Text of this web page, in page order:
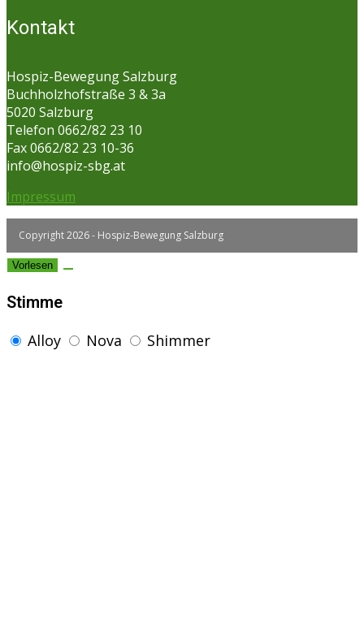
Kontakt
Hospiz-Bewegung Salzburg
Buchholzhofstraße 3 & 3a
5020 Salzburg
Telefon 0662/82 23 10
Fax 0662/82 23 10-36
info@hospiz-sbg.at
Impressum
Copyright 2026 - Hospiz-Bewegung Salzburg
Vorlesen
Stimme
Alloy
Nova Shimmer